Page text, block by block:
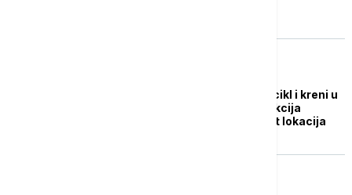
Parkiraj auto, uzmi bicikl i kreni u
avanturu kroz grad: Akcija
Parking servisa na pet lokacija